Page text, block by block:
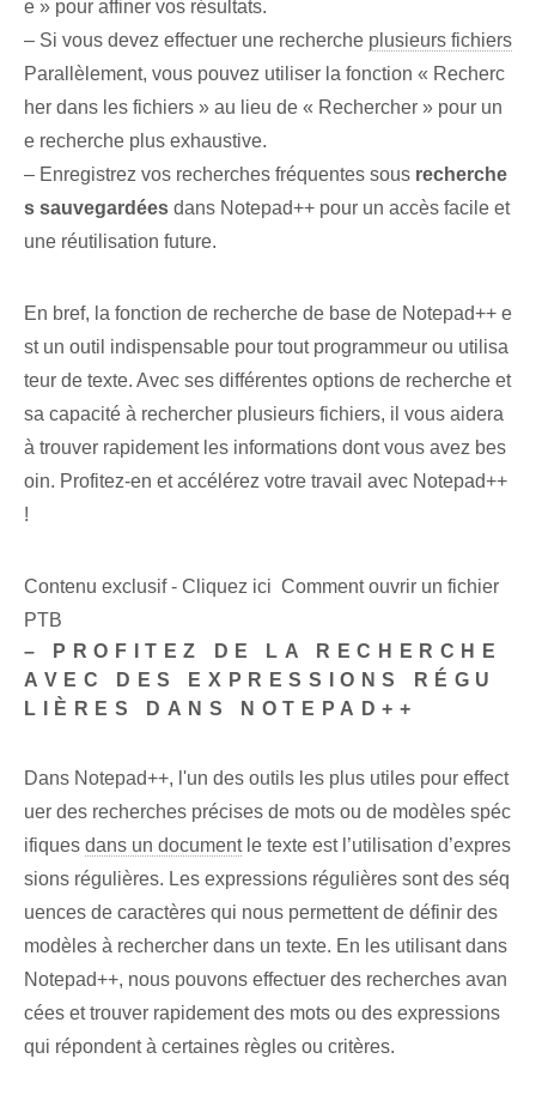
e » pour affiner vos résultats.
– Si vous devez effectuer une recherche plusieurs fichiers
Parallèlement, vous pouvez utiliser la fonction « Recherc
her dans les fichiers » au lieu de « Rechercher » pour un
e recherche plus exhaustive.
– Enregistrez vos recherches fréquentes sous recherche
s sauvegardées dans Notepad++ pour un accès facile et
une réutilisation future.
En bref, la fonction de recherche de base de Notepad++ e
st un outil indispensable pour tout programmeur ou utilisa
teur de texte. Avec ses différentes options de recherche et
sa capacité à rechercher plusieurs fichiers, il vous aidera
à trouver rapidement les informations dont vous avez bes
oin. Profitez-en et accélérez votre travail avec Notepad++
!
Contenu exclusif - Cliquez ici Comment ouvrir un fichier
PTB
– PROFITEZ DE LA RECHERCHE
AVEC DES EXPRESSIONS RÉGU
LIÈRES DANS NOTEPAD++
Dans Notepad++, l'un des outils les plus utiles pour effect
uer des recherches précises de mots ou de modèles spéc
ifiques dans un documentle texte est l’utilisation d’expres
sions régulières. Les expressions régulières sont des séq
uences de caractères qui nous permettent de définir des
modèles à rechercher dans un texte. En les utilisant dans
Notepad++, nous pouvons effectuer des recherches avan
cées et trouver rapidement des mots ou des expressions
qui répondent à certaines règles ou critères.